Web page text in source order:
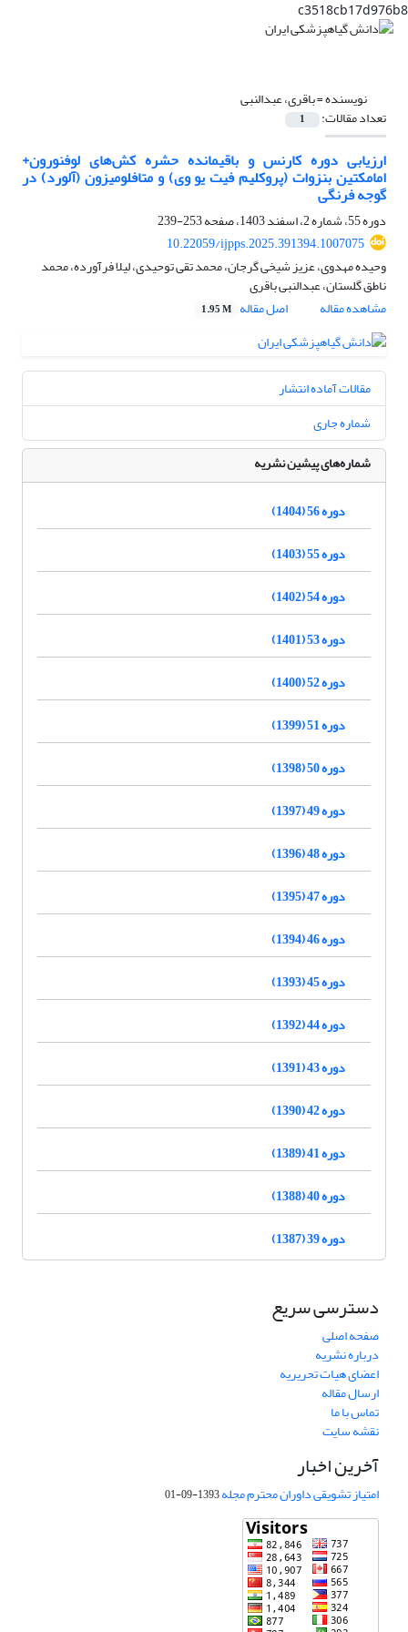
c3518cb17d976b8
نویسنده =باقری، عبدالنبی
تعداد مقالات: 1
ارزیابی دوره کارنس و باقیمانده حشره کش‌های لوفنورون+
امامکتین بنزوات (پروکلیم فیت یو وی) و متافلومیزون (آلورد) در
گوجه فرنگی
دوره 55، شماره 2، اسفند 1403، صفحه
253-239
10.22059/ijpps.2025.391394.1007075
وحیده مهدوی، عزیز شیخی گرجان، محمد تقی توحیدی، لیلا فرآورده، محمد
ناطق گلستان، عبدالنبی باقری
مشاهده مقاله
اصل مقاله 1.95 M
مقالات آماده انتشار
شماره جاری
شماره‌های پیشین نشریه
دوره 56 (1404)
دوره 55 (1403)
دوره 54 (1402)
دوره 53 (1401)
دوره 52 (1400)
دوره 51 (1399)
دوره 50 (1398)
دوره 49 (1397)
دوره 48 (1396)
دوره 47 (1395)
دوره 46 (1394)
دوره 45 (1393)
دوره 44 (1392)
دوره 43 (1391)
دوره 42 (1390)
دوره 41 (1389)
دوره 40 (1388)
دوره 39 (1387)
دسترسی سریع
صفحه اصلی
درباره نشریه
اعضای هیات تحریریه
ارسال مقاله
تماس با ما
نقشه سایت
آخرین اخبار
امتیاز تشویقی داوران محترم مجله1393-09-01